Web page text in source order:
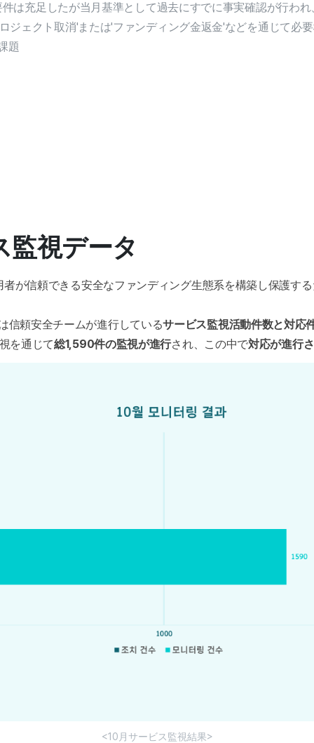
は充足したが当月基準として過去にすでに事実確認が行わ
ジェクト取消'または'ファンディング金返金'などを通じて必
題
監視データ
者が信頼できる安全なファンディング生態系を構築し保護す
信頼安全チームが進行しているサービス監視活動件数と対応
を通じて総1,590件の監視が進行され、この中で対応が進行
<10月サービス監視結果>